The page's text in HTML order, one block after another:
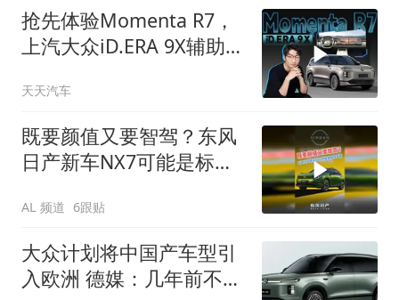
抢先体验Momenta R7，
上汽大众iD.ERA 9X辅助驾
天天汽车
既要颜值又要智驾？东风
日产新车NX7可能是标准
AL 频道 6跟贴
大众计划将中国产车型引
入欧洲 德媒：几年前不敢